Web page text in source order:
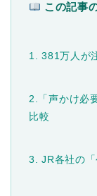
この記事
1. 381万人が
2.「声かけ必
比較
3. JR各社の